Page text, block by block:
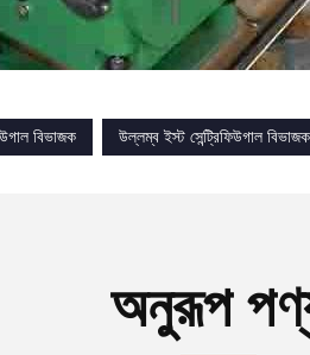
বিভাজক
উল্লম্ব ইস্ট সেন্ট্রিফিউগাল বিভাজক
অনুরূপ